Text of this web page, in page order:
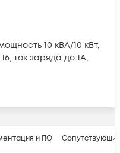
10 кВА/10 кВт,
ток заряда до 1А,
и ПО